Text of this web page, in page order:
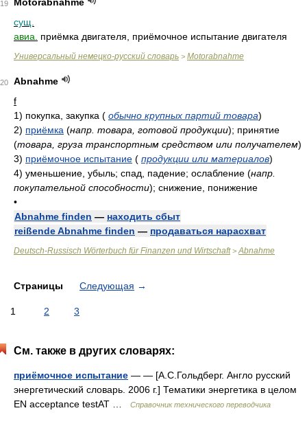
19
сущ.
авиа.
приёмка двигателя, приёмочное испытание двигателя
Универсальный немецко-русский словарь > Motorabnahme
20
Abnahme
f
1) покупка, закупка ( обычно крупных партий товара)
2) приёмка (напр. товара, готовой продукции); принятие
(товара, груза транспортным средством или получателем)
3) приёмочное испытание ( продукции или материалов)
4) уменьшение, убыль; спад, падение; ослабление (напр.
покупательной способности); снижение, понижение
•
Abnahme finden — находить сбыт
reißende Abnahme finden — продаваться нарасхват
Deutsch-Russisch Wörterbuch für Finanzen und Wirtschaft> Abnahme
Страницы Следующая →
1 2 3
См. также в других словарях:
приёмочное испытание — — [А.С.Гольдберг. Англо русский
энергетический словарь. 2006 г.] Тематики энергетика в целом
EN acceptance testAT …
Справочник технического переводчика